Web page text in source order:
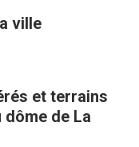
ville
et terrains
de La